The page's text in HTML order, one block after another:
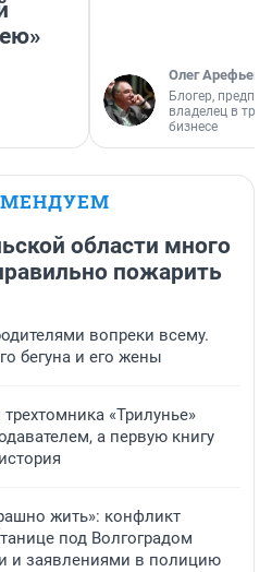
Олег Арефьев
Блогер,
владелец в
бизнесе
области много
пожарить
вопреки всему.
бегуна и его жены
«Трилунье»
а первую книгу
жить»: конфликт
под Волгоградом
и заявлениями в полицию